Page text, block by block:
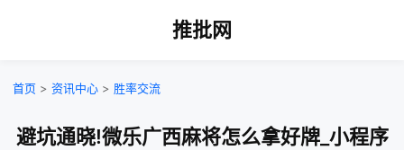
推批网
首页 > 资讯中心 > 胜率交流
避坑通晓!微乐广西麻将怎么拿好牌_小程序